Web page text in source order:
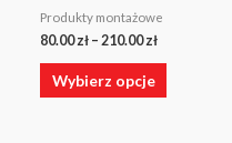
Produkty montażowe
80.00zł – 210.00zł
Wybierz opcje